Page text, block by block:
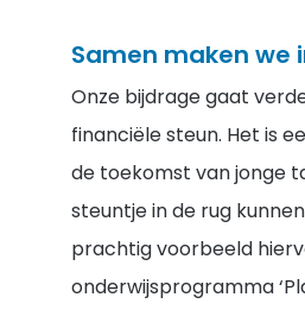
Samen maken we
Onze bijdrage gaat
financiële steun. Het is
de toekomst van jonge
steuntje in de rug
prachtig voorbeeld
onderwijsprogramma